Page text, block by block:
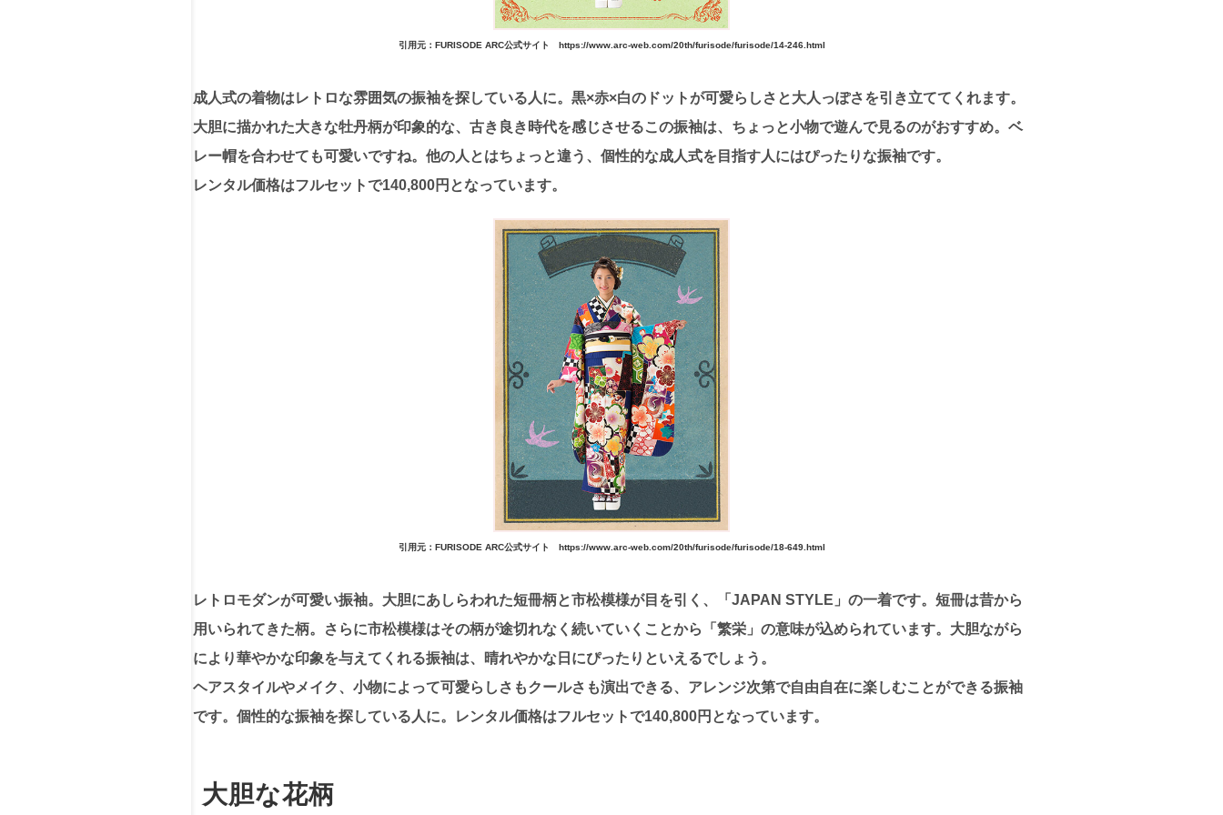
引用元：FURISODE ARC公式サイト https://www.arc-web.com/20th/furisode/furisode/14-246.html
成人式の着物はレトロな雰囲気の振袖を探している人に。黒×赤×白のドットが可愛らしさと大人っぽさを引き立ててくれます。
大胆に描かれた大きな牡丹柄が印象的な、古き良き時代を感じさせるこの振袖は、ちょっと小物で遊んで見るのがおすすめ。ベ
レー帽を合わせても可愛いですね。他の人とはちょっと違う、個性的な成人式を目指す人にはぴったりな振袖です。
レンタル価格はフルセットで140,800円となっています。
引用元：FURISODE ARC公式サイト https://www.arc-web.com/20th/furisode/furisode/18-649.html
レトロモダンが可愛い振袖。大胆にあしらわれた短冊柄と市松模様が目を引く、「JAPAN STYLE」の一着です。短冊は昔から
用いられてきた柄。さらに市松模様はその柄が途切れなく続いていくことから「繁栄」の意味が込められています。大胆ながら
により華やかな印象を与えてくれる振袖は、晴れやかな日にぴったりといえるでしょう。
ヘアスタイルやメイク、小物によって可愛らしさもクールさも演出できる、アレンジ次第で自由自在に楽しむことができる振袖
です。個性的な振袖を探している人に。レンタル価格はフルセットで140,800円となっています。
大胆な花柄